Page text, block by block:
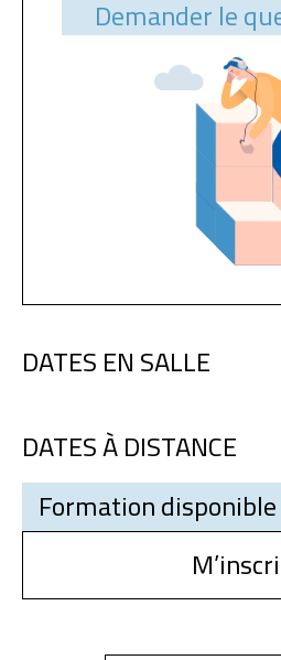
Demander le
DATES EN SALLE
DATES À DISTANCE
Formation